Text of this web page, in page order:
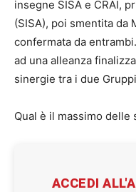
insegne SISA e CRAI,
(SISA), poi smentita da
confermata da
ad una alleanza
sinergie tra i due
Qual è il massimo delle
ACCEDI